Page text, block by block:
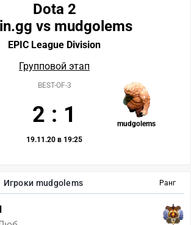
Ранг
Игроки mudgolems
57
Dota 2
vs mudgolems
EPIC League Division
Групповой этап
mudgolems
BEST-OF-3
2 : 1
19.11.20 в 19:25